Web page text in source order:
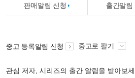
판매알림 신청 출간알림
중고 등록알림 신청 중고로 팔기
관심 저자, 시리즈의 출간 알림을 받아보